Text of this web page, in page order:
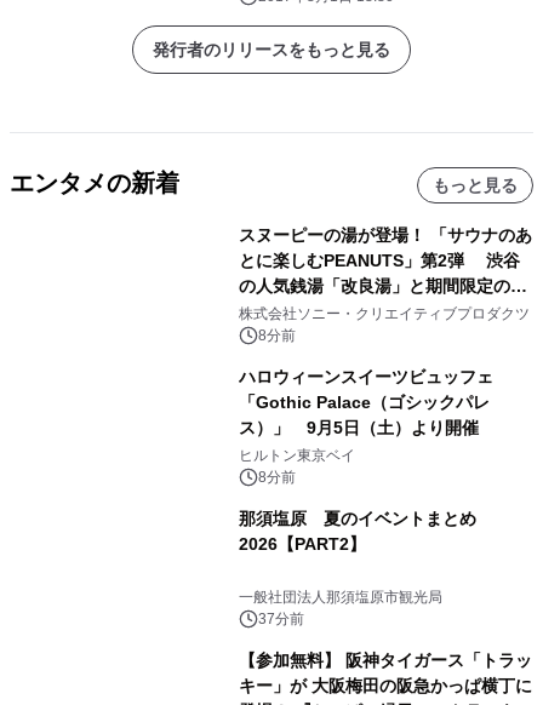
発行者のリリースをもっと見る
エンタメの新着 もっと見る
スヌーピーの湯が登場！ 「サウナのあ
とに楽しむPEANUTS」第2弾 渋谷
の人気銭湯「改良湯」と期間限定のコ
ラボレーション サウナイキタイコラ
ボグッズも発売決定！
株式会社ソニー・クリエイティブプロダクツ
8分前
ハロウィーンスイーツビュッフェ
「Gothic Palace（ゴシックパレ
ス）」 9月5日（土）より開催
ヒルトン東京ベイ
8分前
那須塩原 夏のイベントまとめ
2026【PART2】
一般社団法人那須塩原市観光局
37分前
【参加無料】 阪神タイガース「トラッ
キー」が 大阪梅田の阪急かっぱ横丁に